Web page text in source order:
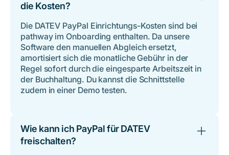
die Kosten?
Die DATEV PayPal Einrichtungs-Kosten sind bei
pathway im Onboarding enthalten. Da unsere
Software den manuellen Abgleich ersetzt,
amortisiert sich die monatliche Gebühr in der
Regel sofort durch die eingesparte Arbeitszeit in
der Buchhaltung. Du kannst die Schnittstelle
zudem in einer Demo testen.
Wie kann ich PayPal für DATEV
freischalten?